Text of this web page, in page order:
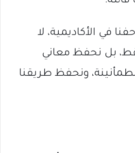
في الأكاديمية، لا
بل نحفظ معاني
ونحفظ طريقنا